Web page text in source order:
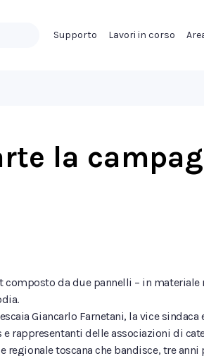
Supporto Lavori in corso
la
da due pannelli – in
Giancarlo Farnetani, la vice sindaca
rappresentanti delle associazioni di
toscana che bandisce, tre anni